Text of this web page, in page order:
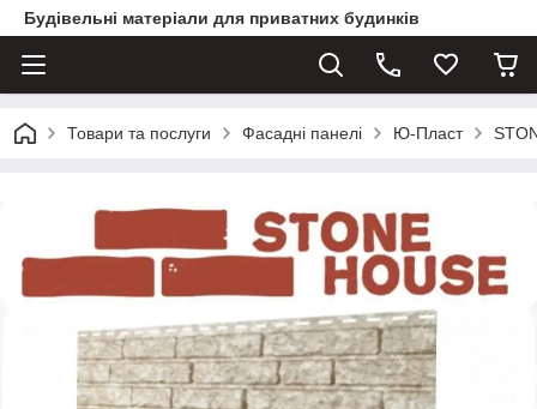
Будівельні матеріали для приватних будинків
Товари та послуги Фасадні панелі Ю-Пласт